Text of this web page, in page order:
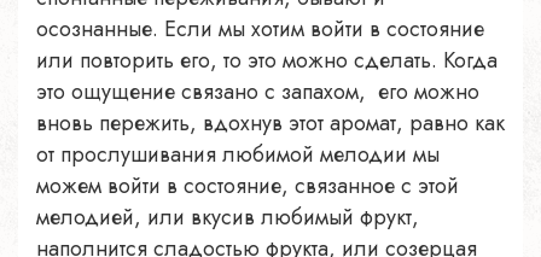
осознанные. Если мы хотим войти в состояние
или повторить его, то это можно сделать. Когда
это ощущение связано с запахом, его можно
вновь пережить, вдохнув этот аромат, равно как
от прослушивания любимой мелодии мы
можем войти в состояние, связанное с этой
мелодией, или вкусив любимый фрукт,
наполнится сладостью фрукта, или созерцая